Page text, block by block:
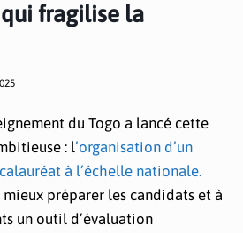
fragilise la
du Togo a lancé cette
: l’organisation d’un
à l’échelle nationale.
préparer les candidats et à
un outil d’évaluation